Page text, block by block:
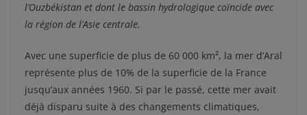
l’Ouzbékistan et dont le bassin hydrologique coïncide avec
la région de l’Asie centrale.
Avec une superficie de plus de 60 000 km², la mer d’Aral
représente plus de 10% de la superficie de la France
jusqu’aux années 1960. Si par le passé, cette mer avait
déjà disparu suite à des changements climatiques,